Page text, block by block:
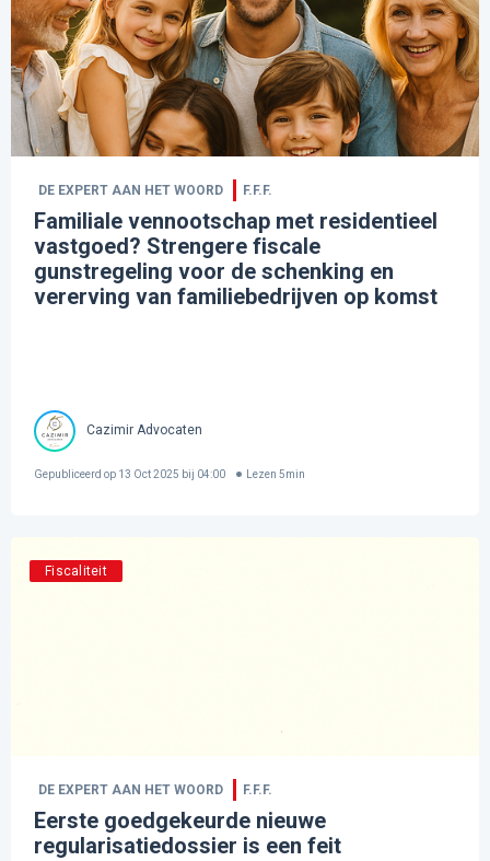
DE EXPERT AAN HET WOORD F.F.F.
Familiale vennootschap met residentieel
vastgoed? Strengere fiscale
gunstregeling voor de schenking en
vererving van familiebedrijven op komst
Cazimir Advocaten
Gepubliceerd op 13 Oct 2025 bij 04:00 Lezen 5min
Fiscaliteit
DE EXPERT AAN HET WOORD F.F.F.
Eerste goedgekeurde nieuwe
regularisatiedossier is een feit